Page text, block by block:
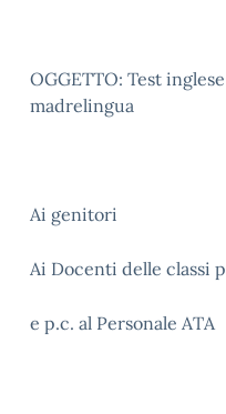
OGGETTO: Test
madrelingua
Ai genitori
Ai Docenti delle classi
e p.c. al Personale ATA